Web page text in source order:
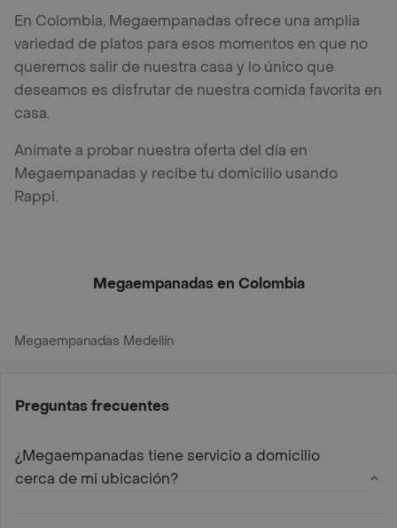
En Colombia, Megaempanadas ofrece una amplia
variedad de platos para esos momentos en que no
queremos salir de nuestra casa y lo único que
deseamos es disfrutar de nuestra comida favorita en
casa.
Anímate a probar nuestra oferta del día en
Megaempanadas y recibe tu domicilio usando
Rappi.
Megaempanadas en Colombia
Megaempanadas Medellín
Preguntas frecuentes
¿Megaempanadas tiene servicio a domicilio
cerca de mi ubicación?